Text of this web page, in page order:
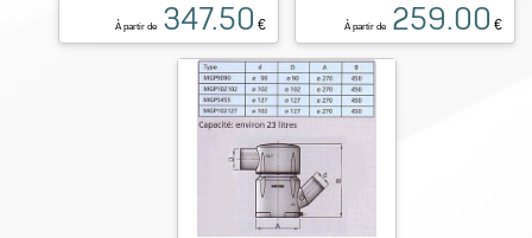
À partir de 347.50 € À partir de 259.00 €